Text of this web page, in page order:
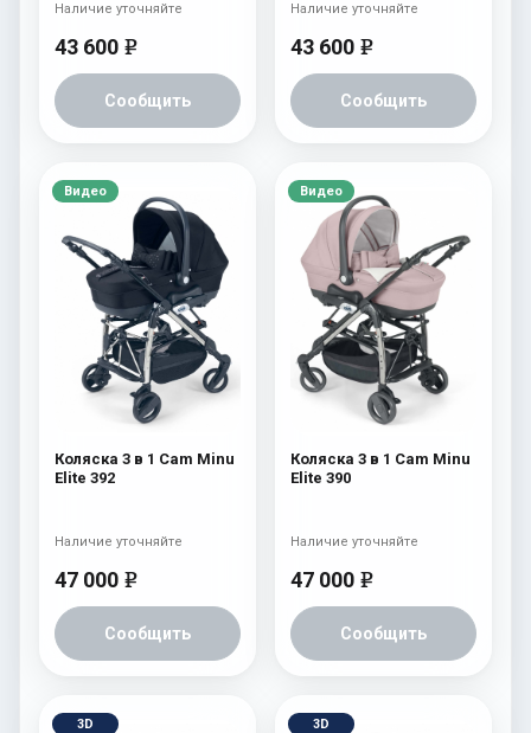
43 600 e
Сообщить
Наличие уточняйте
43 600 e
Сообщить
Наличие уточняйте
Видео
Коляска 3 в 1 Cam Minu
Elite 392
47 000 e
Сообщить
Наличие уточняйте
Видео
Коляска 3 в 1 Cam Minu
Elite 390
47 000 e
Сообщить
Наличие уточняйте
3D 3D